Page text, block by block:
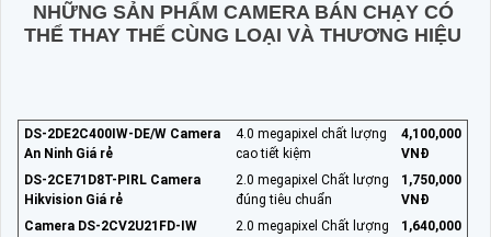
NHỮNG SẢN PHẨM CAMERA BÁN CHẠY CÓ
THỂ THAY THẾ CÙNG LOẠI VÀ THƯƠNG HIỆU
DS-2DE2C400IW-DE/W Camera
An Ninh Giá rẻ
4.0 megapixel chất lượng
cao tiết kiệm
4,100,000
VNĐ
DS-2CE71D8T-PIRL Camera
Hikvision Giá rẻ
2.0 megapixel Chất lượng
đúng tiêu chuẩn
1,750,000
VNĐ
Camera DS-2CV2U21FD-IW
2.0 megapixel Chất lượng
1,640,000